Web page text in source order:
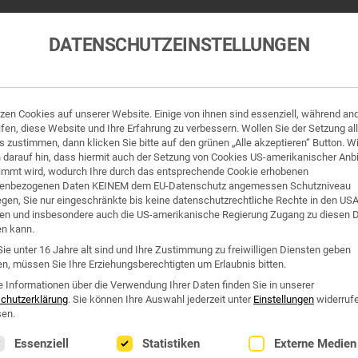
und Hygiene Organe & Organ-Uhr
Westend Online-Shop: Sicher, schnell und 24/7 für Sie da!
DATENSCHUTZEINSTELLUNGEN
Cookies auf unserer Website. Einige von ihnen sind essenziell, während
diese Website und Ihre Erfahrung zu verbessern. Wollen Sie der Setzung
zustimmen, dann klicken Sie bitte auf den grünen „Alle akzeptieren“ Button.
hin, dass hiermit auch der Setzung von Cookies US-amerikanischer
wird, wodurch Ihre durch das entsprechende Cookie erhobenen
Daten KEINEM dem EU-Datenschutz angemessen Schutzniveau
Sie nur eingeschränkte bis keine datenschutzrechtliche Rechte in den USA
und insbesondere auch die US-amerikanische Regierung Zugang zu diesen
kann.
unter 16 Jahre alt sind und Ihre Zustimmung zu freiwilligen Diensten geben
müssen Sie Ihre Erziehungsberechtigten um Erlaubnis bitten.
Informationen über die Verwendung Ihrer Daten finden Sie in unserer
. Sie können Ihre Auswahl jederzeit unter Einstellungen
eine Liste der Service-Gruppen, für die eine Einwilligung
Essenziell Statistiken Externe Medien